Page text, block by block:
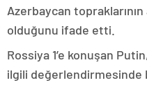
Azerbaycan topraklarının
olduğunu ifade etti.
Rossiya 1’e konuşan
ilgili değerlendirmesinde